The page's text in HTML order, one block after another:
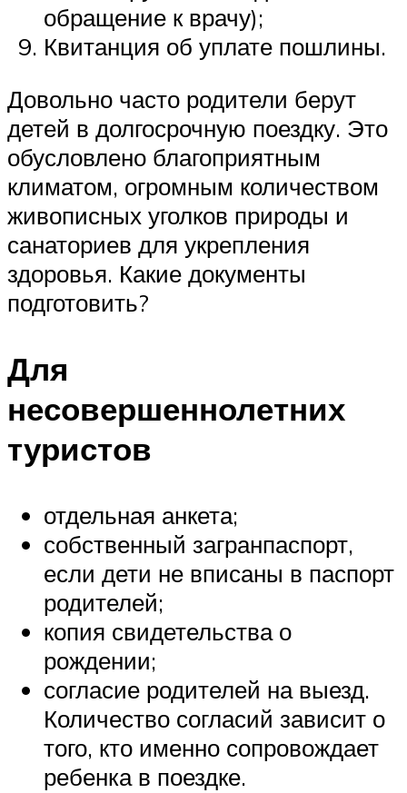
обращение к врачу);
Квитанция об уплате пошлины.
Довольно часто родители берут
детей в долгосрочную поездку. Это
обусловлено благоприятным
климатом, огромным количеством
живописных уголков природы и
санаториев для укрепления
здоровья. Какие документы
подготовить?
Для
несовершеннолетних
туристов
отдельная анкета;
собственный загранпаспорт,
если дети не вписаны в паспорт
родителей;
копия свидетельства о
рождении;
согласие родителей на выезд.
Количество согласий зависит о
того, кто именно сопровождает
ребенка в поездке.